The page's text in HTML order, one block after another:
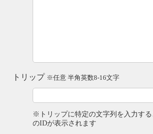
トリップ ※任意 半角英数8-16文字
※トリップに特定の文字列を入力す
のIDが表示されます